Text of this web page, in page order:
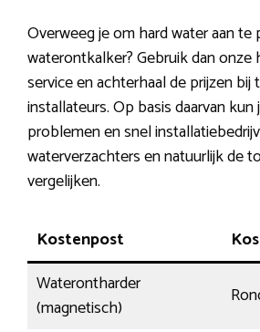
Overweeg je om hard water aan
waterontkalker? Gebruik dan
service en achterhaal de prijzen
installateurs. Op basis daarvan kun
problemen en snel
waterverzachters en natuurlijk de
vergelijken.
Kostenpost
Waterontharder
(magnetisch)